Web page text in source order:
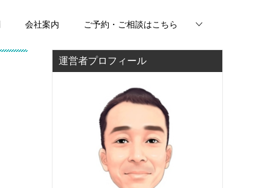
会社案内 ご予約・ご相談はこちら
運営者プロフィール